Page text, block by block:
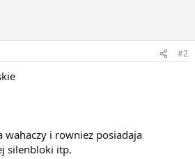
#2
wahaczy i rowniez posiadaja
silenbloki itp.